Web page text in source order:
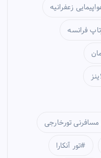
زعفرانیه
فرانسه
تورخارجی
تور آنکارا